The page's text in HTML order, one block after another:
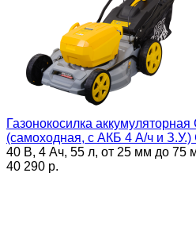
Газонокосилка
(самоходная, с АКБ 4 А/ч и З.У.)
40 В, 4 Ач, 55 л, от 25 мм до 75
40 290 p.